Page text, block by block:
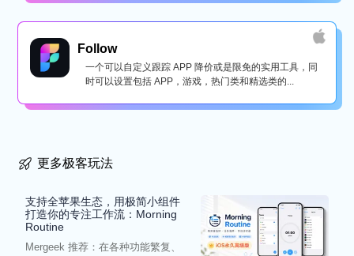
Follow
一个可以自定义跟踪 APP 降价或是限免的实用工具，同
时可以设置包括 APP，游戏，热门类和精选类的...
更多极客玩法
支持全苹果生态，用极简小组件
打造你的专注工作流：Morning
Routine
Mergeek 推荐：在各种功能繁复、